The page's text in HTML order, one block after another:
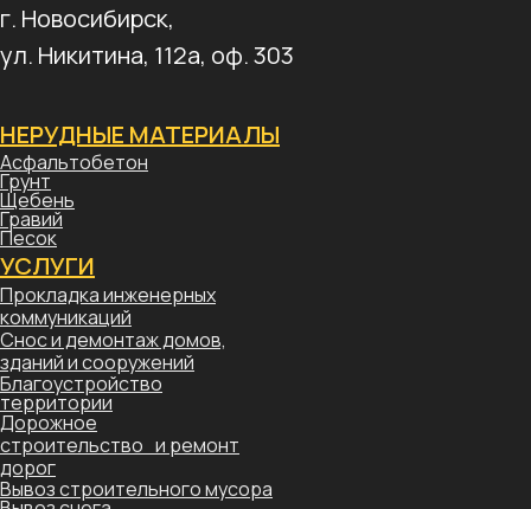
г. Новосибирск,
ул. Никитина, 112а, оф. 303
НЕРУДНЫЕ МАТЕРИАЛЫ
Асфальтобетон
Грунт
Щебень
Гравий
Песок
УСЛУГИ
Прокладка инженерных
коммуникаций
Снос и демонтаж домов,
зданий и сооружений
Благоустройство
территории
Дорожное
строительство и ремонт
дорог
Вывоз строительного мусора